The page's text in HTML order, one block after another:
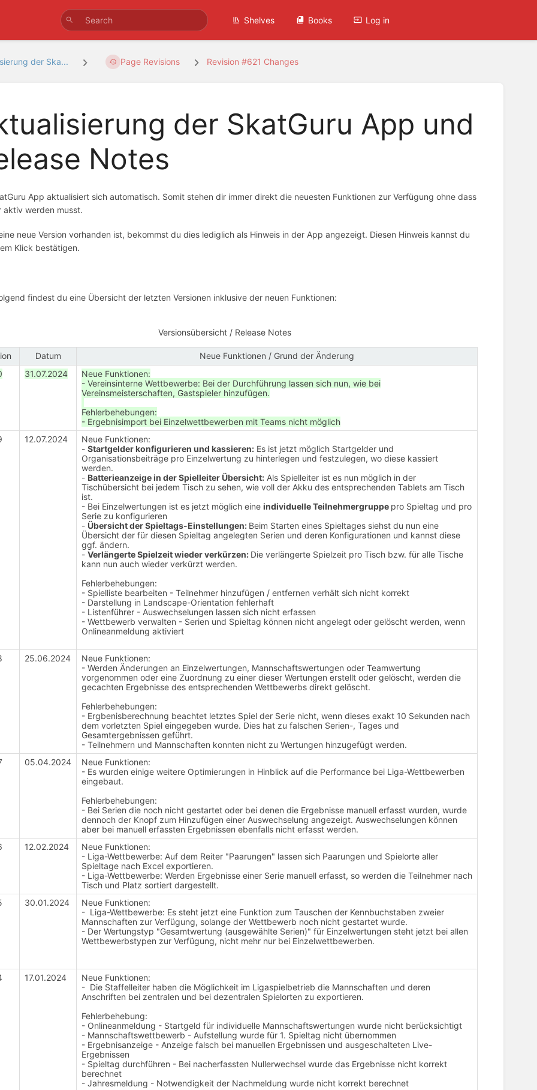
Shelves Books Log in
der Ska... Page Revisions Revision #621 Changes
der SkatGuru App und
Notes
App aktualisiert sich automatisch. Somit stehen dir immer direkt die neuesten Funktionen zur Verfügung ohne dass
aktiv werden musst.
neue Version vorhanden ist, bekommst du dies lediglich als Hinweis in der App angezeigt. Diesen Hinweis kannst du
Klick bestätigen.
findest du eine Übersicht der letzten Versionen inklusive der neuen Funktionen:
Versionsübersicht / Release Notes
Datum
Neue Funktionen / Grund der Änderung
31.07.2024
Neue Funktionen:
- Vereinsinterne Wettbewerbe: Bei der Durchführung lassen sich nun, wie bei
Vereinsmeisterschaften, Gastspieler hinzufügen.
Fehlerbehebungen:
- Ergebnisimport bei Einzelwettbewerben mit Teams nicht möglich
12.07.2024
Neue Funktionen:
- Startgelder konfigurieren und kassieren: Es ist jetzt möglich Startgelder und
Organisationsbeiträge pro Einzelwertung zu hinterlegen und festzulegen, wo diese kassiert
werden.
- Batterieanzeige in der Spielleiter Übersicht: Als Spielleiter ist es nun möglich in der
Tischübersicht bei jedem Tisch zu sehen, wie voll der Akku des entsprechenden Tablets am Tisch
ist.
- Bei Einzelwertungen ist es jetzt möglich eine individuelle Teilnehmergruppe pro Spieltag und pro
Serie zu konfigurieren
- Übersicht der Spieltags-Einstellungen: Beim Starten eines Spieltages siehst du nun eine
Übersicht der für diesen Spieltag angelegten Serien und deren Konfigurationen und kannst diese
ggf. ändern.
- Verlängerte Spielzeit wieder verkürzen: Die verlängerte Spielzeit pro Tisch bzw. für alle Tische
kann nun auch wieder verkürzt werden.
Fehlerbehebungen:
- Spielliste bearbeiten - Teilnehmer hinzufügen / entfernen verhält sich nicht korrekt
- Darstellung in Landscape-Orientation fehlerhaft
- Listenführer - Auswechselungen lassen sich nicht erfassen
- Wettbewerb verwalten - Serien und Spieltag können nicht angelegt oder gelöscht werden, wenn
Onlineanmeldung aktiviert
25.06.2024
Neue Funktionen:
- Werden Änderungen an Einzelwertungen, Mannschaftswertungen oder Teamwertung
vorgenommen oder eine Zuordnung zu einer dieser Wertungen erstellt oder gelöscht, werden die
gecachten Ergebnisse des entsprechenden Wettbewerbs direkt gelöscht.
Fehlerbehebungen:
- Ergbenisberechnung beachtet letztes Spiel der Serie nicht, wenn dieses exakt 10 Sekunden nach
dem vorletzten Spiel eingegeben wurde. Dies hat zu falschen Serien-, Tages und
Gesamtergebnissen geführt.
- Teilnehmern und Mannschaften konnten nicht zu Wertungen hinzugefügt werden.
05.04.2024
Neue Funktionen:
- Es wurden einige weitere Optimierungen in Hinblick auf die Performance bei Liga-Wettbewerben
eingebaut.
Fehlerbehebungen:
- Bei Serien die noch nicht gestartet oder bei denen die Ergebnisse manuell erfasst wurden, wurde
dennoch der Knopf zum Hinzufügen einer Auswechselung angezeigt. Auswechselungen können
aber bei manuell erfassten Ergebnissen ebenfalls nicht erfasst werden.
12.02.2024
Neue Funktionen:
- Liga-Wettbewerbe: Auf dem Reiter "Paarungen" lassen sich Paarungen und Spielorte aller
Spieltage nach Excel exportieren.
- Liga-Wettbewerbe: Werden Ergebnisse einer Serie manuell erfasst, so werden die Teilnehmer nach
Tisch und Platz sortiert dargestellt.
30.01.2024
Neue Funktionen:
- Liga-Wettbewerbe: Es steht jetzt eine Funktion zum Tauschen der Kennbuchstaben zweier
Mannschaften zur Verfügung, solange der Wettbewerb noch nicht gestartet wurde.
- Der Wertungstyp "Gesamtwertung (ausgewählte Serien)" für Einzelwertungen steht jetzt bei allen
Wettbewerbstypen zur Verfügung, nicht mehr nur bei Einzelwettbewerben.
17.01.2024
Neue Funktionen:
- Die Staffelleiter haben die Möglichkeit im Ligaspielbetrieb die Mannschaften und deren
Anschriften bei zentralen und bei dezentralen Spielorten zu exportieren.
Fehlerbehebung:
- Onlineanmeldung - Startgeld für individuelle Mannschaftswertungen wurde nicht berücksichtigt
- Mannschaftswettbewerb - Aufstellung wurde für 1. Spieltag nicht übernommen
- Ergebnisanzeige - Anzeige falsch bei manuellen Ergebnissen und ausgeschalteten Live-
Ergebnissen
- Spieltag durchführen - Bei nacherfassten Nullerwechsel wurde das Ergebnisse nicht korrekt
berechnet
- Jahresmeldung - Notwendigkeit der Nachmeldung wurde nicht korrekt berechnet